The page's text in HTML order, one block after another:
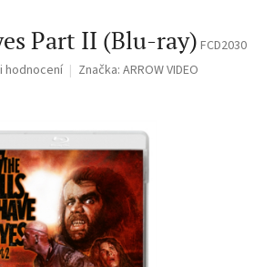
Part II (Blu-ray) FCD2030
hodnocení Značka: ARROW VIDEO